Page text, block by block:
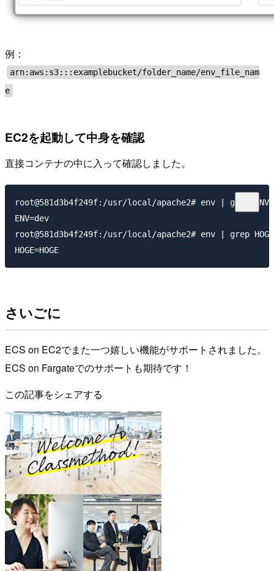
例：
arn:aws:s3:::examplebucket/folder_name/env_file_nam
e
EC2を起動して中身を確認
直接コンテナの中に入って確認しました。
root@581d3b4f249f:/usr/local/apache2# env | grep ENV
ENV=dev
root@581d3b4f249f:/usr/local/apache2# env | grep HOGE
さいごに
ECS on EC2でまた一つ嬉しい機能がサポートされました。
ECS on Fargateでのサポートも期待です！
この記事をシェアする